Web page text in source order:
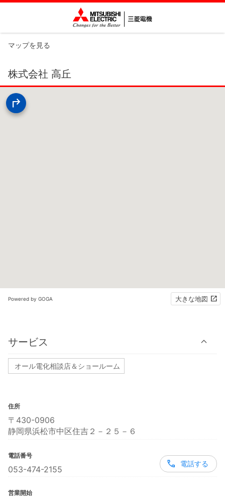
マップを見る
株式会社 高丘
Powered by GOGA 大きな地図
サービス
オール電化相談店＆ショールーム
住所
〒430-0906
静岡県浜松市中区住吉２－２５－６
電話番号
053-474-2155
電話する
営業開始